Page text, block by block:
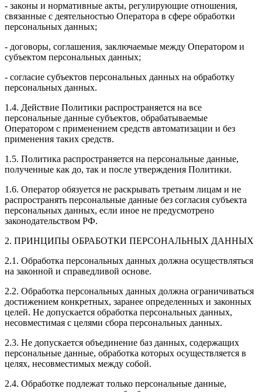
- законы и нормативные акты, регулирующие отношения,
связанные с деятельностью Оператора в сфере обработки
персональных данных;
- договоры, соглашения, заключаемые между Оператором и
субъектом персональных данных;
- согласие субъектов персональных данных на обработку
персональных данных.
1.4. Действие Политики распространяется на все
персональные данные субъектов, обрабатываемые
Оператором с применением средств автоматизации и без
применения таких средств.
1.5. Политика распространяется на персональные данные,
полученные как до, так и после утверждения Политики.
1.6. Оператор обязуется не раскрывать третьим лицам и не
распространять персональные данные без согласия субъекта
персональных данных, если иное не предусмотрено
законодательством РФ.
2. ПРИНЦИПЫ ОБРАБОТКИ ПЕРСОНАЛЬНЫХ ДАННЫХ
2.1. Обработка персональных данных должна осуществляться
на законной и справедливой основе.
2.2. Обработка персональных данных должна ограничиваться
достижением конкретных, заранее определенных и законных
целей. Не допускается обработка персональных данных,
несовместимая с целями сбора персональных данных.
2.3. Не допускается объединение баз данных, содержащих
персональные данные, обработка которых осуществляется в
целях, несовместимых между собой.
2.4. Обработке подлежат только персональные данные,